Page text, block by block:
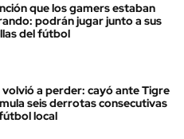
que los gamers estaban
podrán jugar junto a sus
del fútbol
volvió a perder: cayó ante Tigre
seis derrotas consecutivas
local